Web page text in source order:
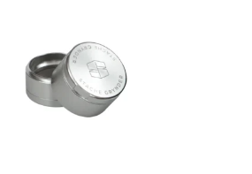
nhiều
biến
thể.
Các